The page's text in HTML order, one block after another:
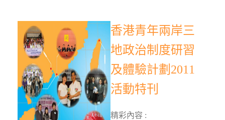
香港青年兩岸三
地政治制度研習
及體驗計劃2011
活動特刊
精彩內容 :